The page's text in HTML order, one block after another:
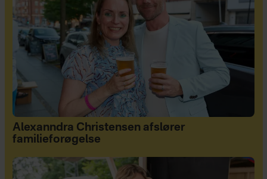
Alexanndra Christensen afslører
familieforøgelse